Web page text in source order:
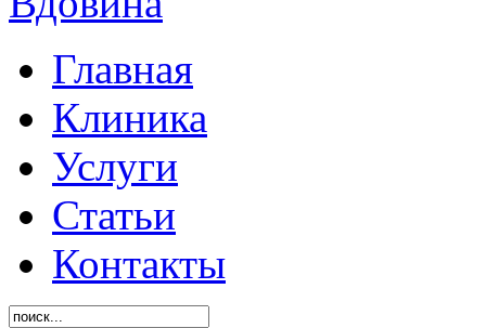
Главная
Клиника
Услуги
Статьи
Контакты